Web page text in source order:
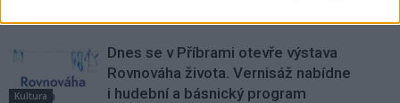
Kultura
Dnes se v Příbrami otevře výstava
Rovnováha života. Vernisáž nabídne
i hudební a básnický program